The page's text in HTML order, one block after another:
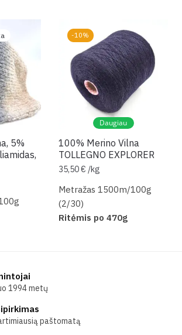
5%
-10%
Daugiau
100% Merino Vilna
TOLLEGNO EXPLORER
35,50€ /kg
Metražas 1500m/100g
(2/30)
Ritėmis po 470g
1994 metų
paštomatą